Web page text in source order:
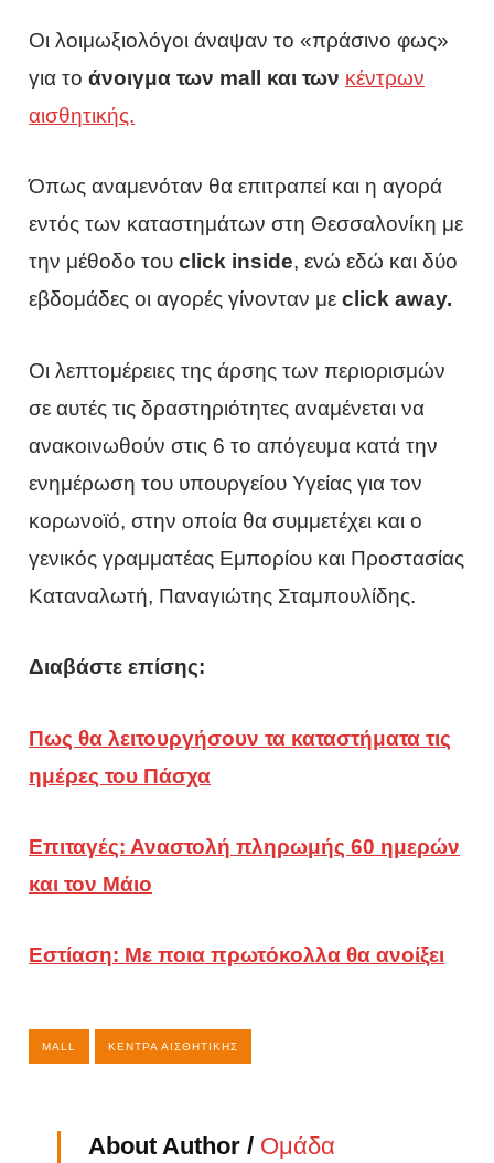
Οι λοιμωξιολόγοι άναψαν το «πράσινο φως»
για τοάνοιγμα των mall και των κέντρων
αισθητικής.
Όπως αναμενόταν θα επιτραπεί και η αγορά
εντός των καταστημάτων στη Θεσσαλονίκη με
την μέθοδο τουclick inside, ενώ εδώ και δύο
εβδομάδες οι αγορές γίνονταν μεclick away.
Οι λεπτομέρειες της άρσης των περιορισμών
σε αυτές τις δραστηριότητες αναμένεται να
ανακοινωθούν στις 6 το απόγευμα κατά την
ενημέρωση του υπουργείου Υγείας για τον
κορωνοϊό, στην οποία θα συμμετέχει και ο
γενικός γραμματέας Εμπορίου και Προστασίας
Καταναλωτή, Παναγιώτης Σταμπουλίδης.
Διαβάστε επίσης:
Πως θα λειτουργήσουν τα καταστήματα τις
ημέρες του Πάσχα
Επιταγές: Αναστολή πληρωμής 60 ημερών
και τον Μάιο
Εστίαση: Με ποια πρωτόκολλα θα ανοίξει
MALL ΚΈΝΤΡΑ ΑΙΣΘΗΤΙΚΉΣ
About Author / Ομάδα